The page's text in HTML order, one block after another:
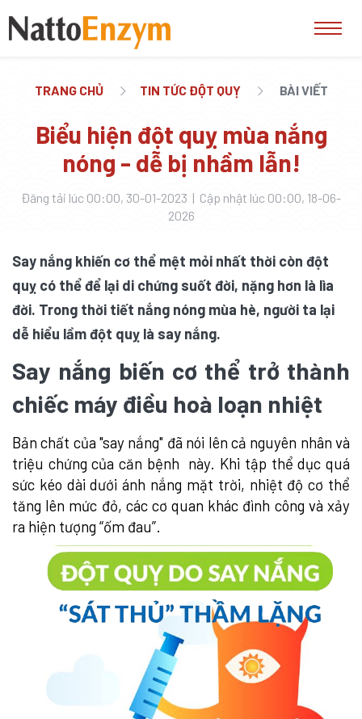
TRANG CHỦ TIN TỨC ĐỘT QUỴ BÀI VIẾT
Biểu hiện đột quỵ mùa nắng
nóng - dễ bị nhầm lẫn!
Đăng tải lúc 00:00, 30-01-2023 | Cập nhật lúc 00:00, 18-06-
2026
Say nắng khiến cơ thể mệt mỏi nhất thời còn đột
quỵ có thể để lại di chứng suốt đời, nặng hơn là lìa
đời. Trong thời tiết nắng nóng mùa hè, người ta lại
dễ hiểu lầm đột quỵ là say nắng.
Say nắng biến cơ thể trở thành
chiếc máy điều hoà loạn nhiệt
Bản chất của "say nắng" đã nói lên cả nguyên nhân và
triệu chứng của căn bệnh này. Khi tập thể dục quá
sức kéo dài dưới ánh nắng mặt trời, nhiệt độ cơ thể
tăng lên mức đỏ, các cơ quan khác đình công và xảy
ra hiện tượng “ốm đau”.